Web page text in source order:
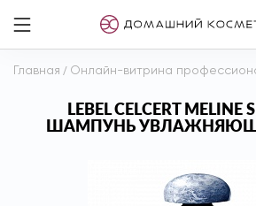
Главная / Онлайн-витрина
LEBEL CELCERT MELINE
ШАМПУНЬ